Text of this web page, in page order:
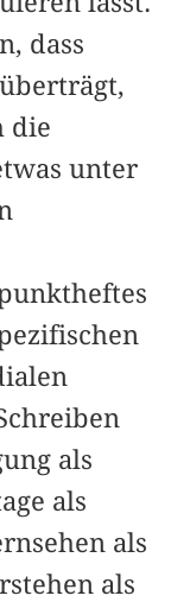
dass
die
unter
als
als
als
als